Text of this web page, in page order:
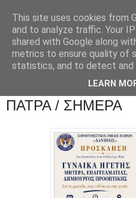
ΠΑΤΡΑ / ΣΗΜΕΡΑ
This site uses cookies from
and to analyze traffic. Your
shared with Google along
metrics to ensure quality of
statistics, and to detect and
LEARN